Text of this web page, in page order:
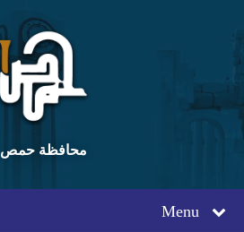
content
main
navigation
footer
محافظة حمص
Menu